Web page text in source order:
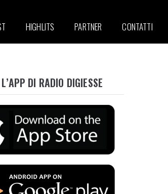
HIGHLITS PARTNER CONTATTI
DI RADIO DIGIESSE